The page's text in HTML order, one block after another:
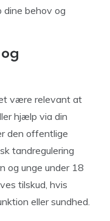
dine behov og
være relevant at
hjælp via din
den offentlige
tandregulering
og unge under 18
tilskud, hvis
eller sundhed.